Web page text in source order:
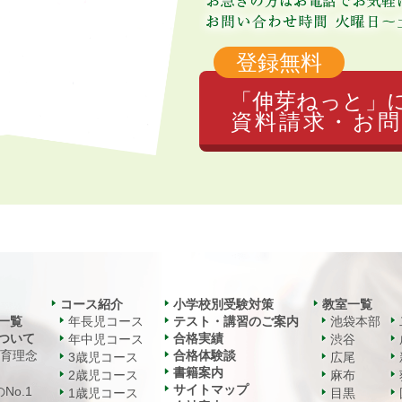
登録無料
「伸芽ねっと」
資料請求・お
覧
いて
理念
No.1
コース紹介
年長児コース
年中児コース
3歳児コース
2歳児コース
1歳児コース
小学校別受験対策
テスト・講習のご案内
合格実績
合格体験談
書籍案内
サイトマップ
教室一覧
池袋本部
渋谷
広尾
麻布
目黒